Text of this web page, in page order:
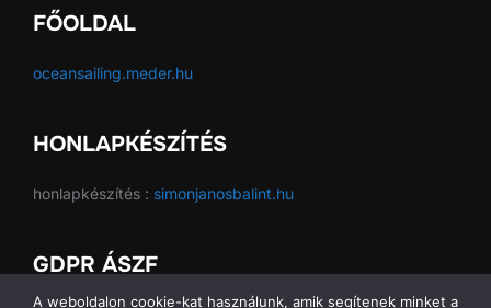
FŐOLDAL
oceansailing.meder.hu
HONLAPKÉSZÍTÉS
honlapkészítés : simonjanosbalint.hu
GDPR ÁSZF
A weboldalon cookie-kat használunk, amik segítenek minket a